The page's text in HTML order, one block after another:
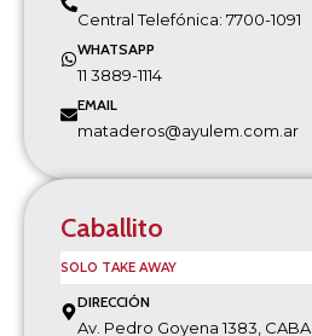
Central Telefónica: 7700-1091
WHATSAPP
11 3889-1114
EMAIL
mataderos@ayulem.com.ar
Caballito
SOLO TAKE AWAY
DIRECCIÓN
Av. Pedro Goyena 1383, CABA